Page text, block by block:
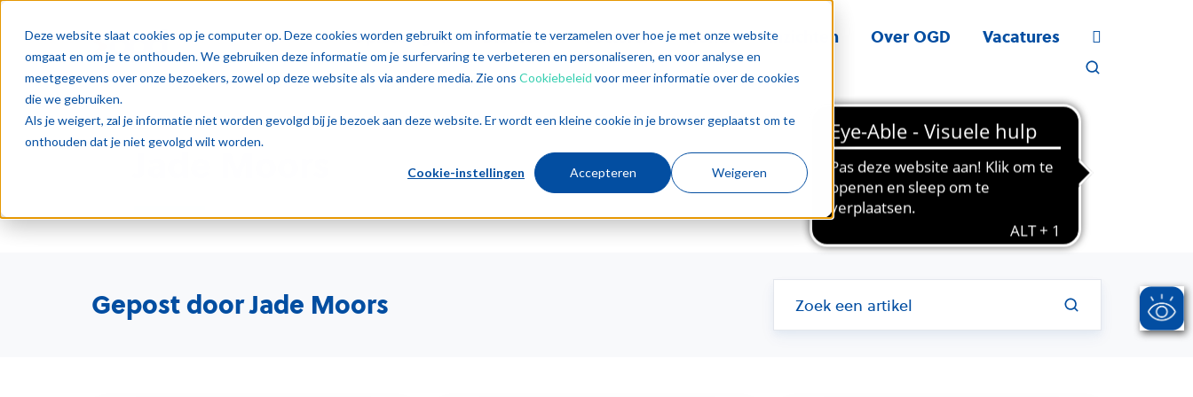
Deze website slaat cookies op je computer op. Deze cookies worden gebruikt om informatie te verzamelen over hoe je met onze website
omgaat en om je te onthouden. We gebruiken deze informatie om je surfervaring te verbeteren en personaliseren, en voor analyse en
meetgegevens over onze bezoekers, zowel op deze website als via andere media. Zie ons Cookiebeleid voor meer informatie over de cookies
die we gebruiken.
Als je weigert, zal je informatie niet worden gevolgd bij je bezoek aan deze website. Er wordt een kleine cookie in je browser geplaatst om te
onthouden dat je niet gevolgd wilt worden.
Cookie-instellingen Accepteren Weigeren
Oplossingen Diensten Sectoren Trends Inzichten Over OGD Vacatures
Gepost door Jade Moors